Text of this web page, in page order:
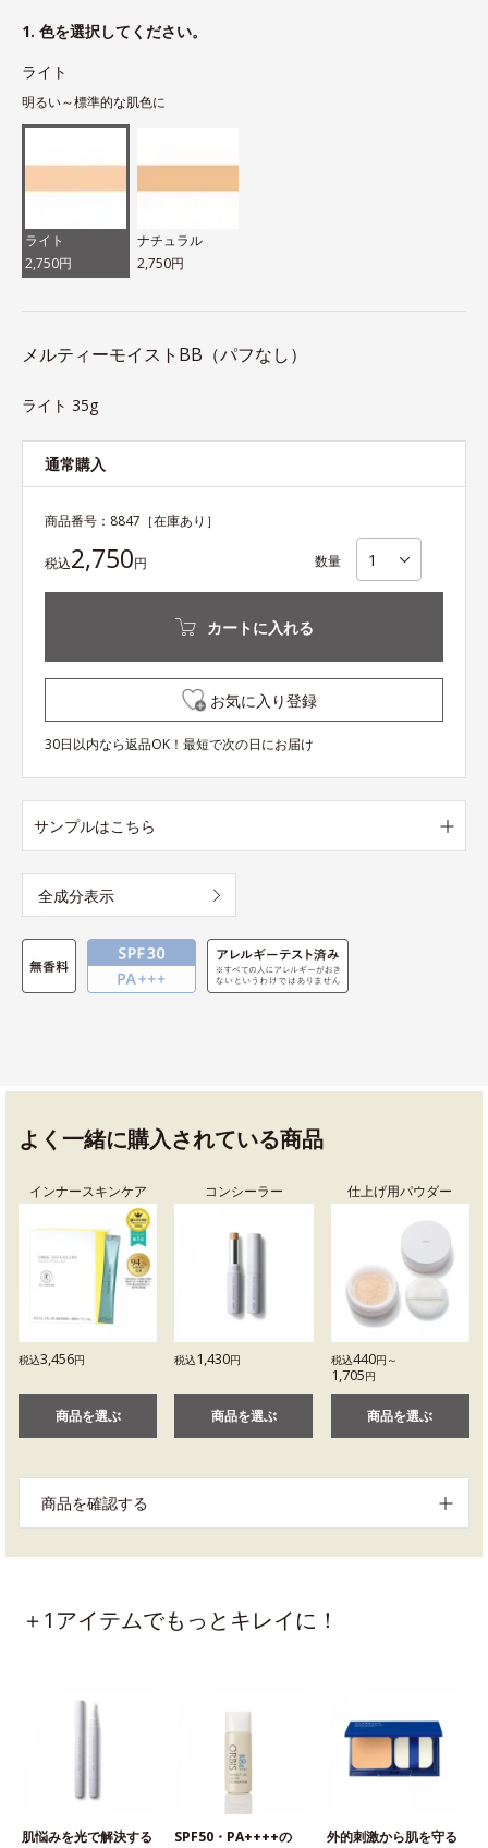
1. 色を選択してください。
ライト
明るい～標準的な肌色に
ライト
2,750円
ナチュラル
2,750円
メルティーモイストBB（パフなし）
ライト 35g
通常購入
商品番号： 8847 ［在庫あり］
税込2,750円 数量
カートに入れる
お気に入り登録
30日以内なら返品OK！最短で次の日にお届け
サンプルはこちら
全成分表示
よく一緒に購入されている商品
インナースキンケア
税込3,456円
商品を選ぶ
コンシーラー
税込1,430円
商品を選ぶ
仕上げ用パウダー
税込440円～
1,705円
商品を選ぶ
商品を確認する
＋1アイテムでもっとキレイに！
肌悩みを光で解決する
SPF50・PA++++の
外的刺激から肌を守る